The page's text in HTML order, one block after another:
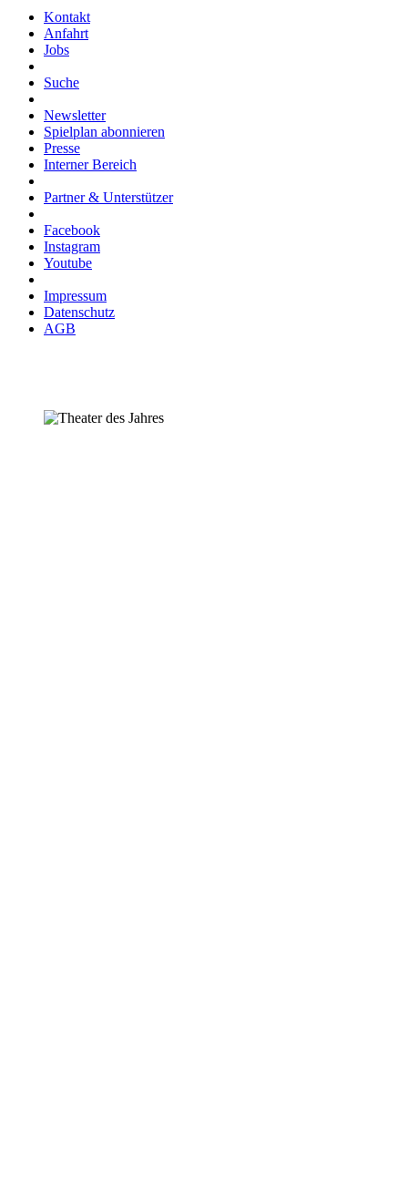
Kontakt
Anfahrt
Jobs
Suche
Newsletter
Spielplan abonnieren
Presse
Interner Bereich
Partner & Unterstützer
Facebook
Instagram
Youtube
Impressum
Datenschutz
AGB